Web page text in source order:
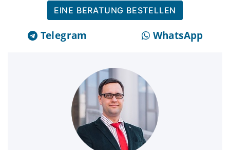
EINE BERATUNG BESTELLEN
Telegram WhatsApp